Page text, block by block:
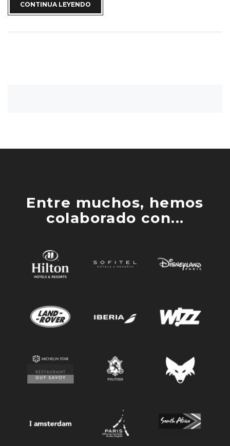
CONTINUA LEYENDO
Entre muchos, hemos
colaborado con...